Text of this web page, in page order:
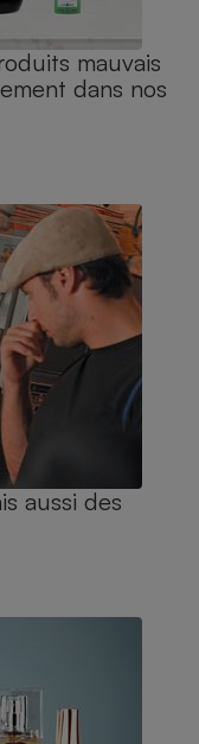
mauvais
dans nos
aussi des